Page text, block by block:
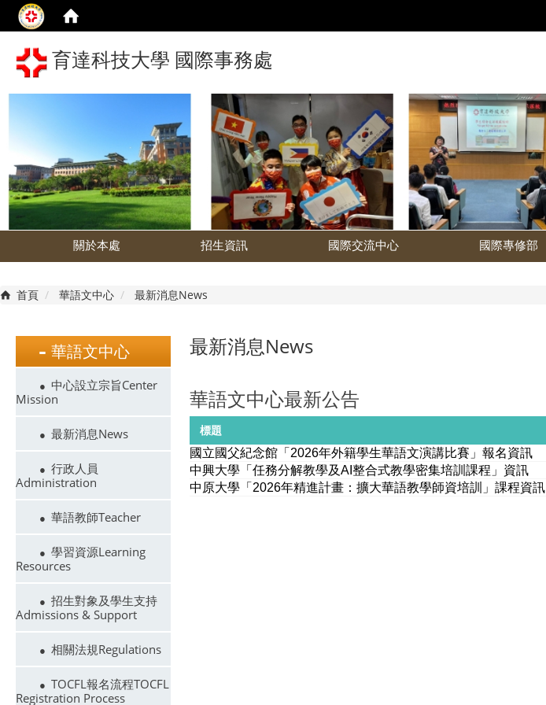
育達科技大學 國際事務處
關於本處 招生資訊 國際交流中心 國際專修部
首頁 華語文中心 最新消息News
華語文中心
中心設立宗旨Center
Mission
最新消息News
行政人員
Administration
華語教師Teacher
學習資源Learning
Resources
招生對象及學生支持
Admissions & Support
相關法規Regulations
TOCFL報名流程TOCFL
Registration Process
最新消息News
華語文中心最新公告
標題
國立國父紀念館「2026年外籍學生華語文演講比賽」報名資訊
中興大學「任務分解教學及AI整合式教學密集培訓課程」資訊
中原大學「2026年精進計畫：擴大華語教學師資培訓」課程資訊